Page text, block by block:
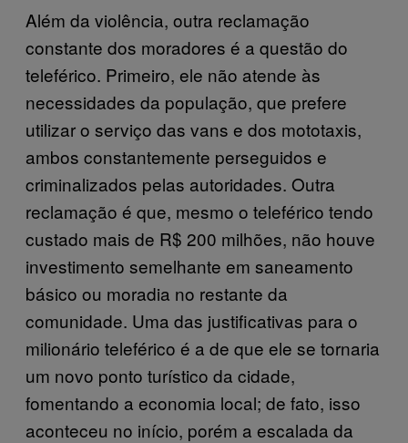
Além da violência, outra reclamação
constante dos moradores é a questão do
teleférico. Primeiro, ele não atende às
necessidades da população, que prefere
utilizar o serviço das vans e dos mototaxis,
ambos constantemente perseguidos e
criminalizados pelas autoridades. Outra
reclamação é que, mesmo o teleférico tendo
custado mais de R$ 200 milhões, não houve
investimento semelhante em saneamento
básico ou moradia no restante da
comunidade. Uma das justificativas para o
milionário teleférico é a de que ele se tornaria
um novo ponto turístico da cidade,
fomentando a economia local; de fato, isso
aconteceu no início, porém a escalada da